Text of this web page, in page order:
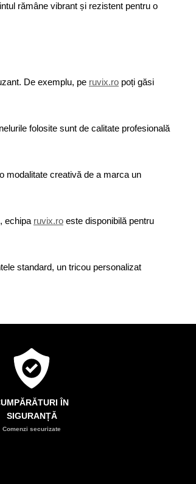
rămâne vibrant și rezistent pentru o
De exemplu, pe ruvix.ro poți găsi
folosite sunt de calitate profesională
modalitate creativă de a marca un
echipa ruvix.ro este disponibilă pentru
standard, un tricou personalizat
ÎN
SIGURANȚĂ
Comenzi securizate